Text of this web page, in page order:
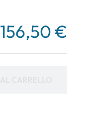
156,50 €